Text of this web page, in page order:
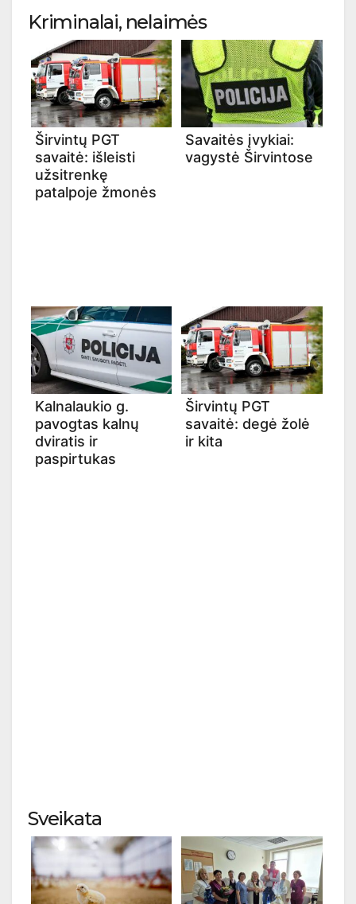
Kriminalai, nelaimės
Širvintų PGT
savaitė: išleisti
užsitrenkę
patalpoje žmonės
Savaitės įvykiai:
vagystė Širvintose
Kalnalaukio g.
pavogtas kalnų
dviratis ir
paspirtukas
Širvintų PGT
savaitė: degė žolė
ir kita
Sveikata